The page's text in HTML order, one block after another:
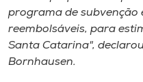
programa de subvenção
reembolsáveis, para
Santa Catarina",
Bornhausen.